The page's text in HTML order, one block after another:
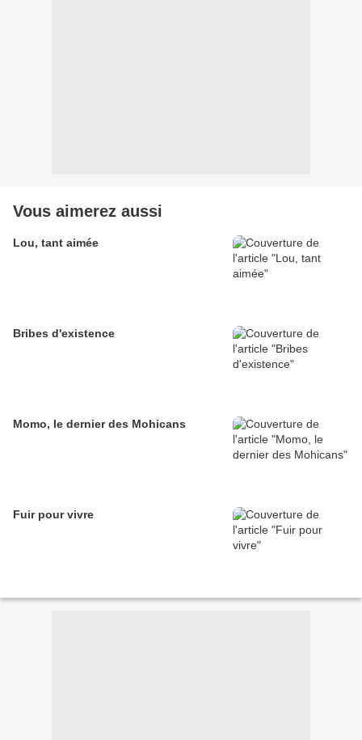
Vous aimerez aussi
Lou, tant aimée
Bribes d'existence
Momo, le dernier des Mohicans
Fuir pour vivre